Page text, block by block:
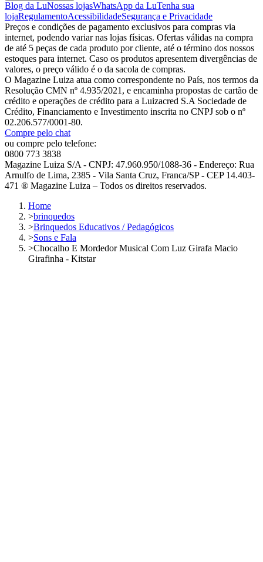
Blog da LuNossas lojasWhatsApp da LuTenha sua
lojaRegulamentoAcessibilidadeSegurança e Privacidade
Preços e condições de pagamento exclusivos para compras via
internet, podendo variar nas lojas físicas. Ofertas válidas na compra
de até 5 peças de cada produto por cliente, até o término dos nossos
estoques para internet. Caso os produtos apresentem divergências de
valores, o preço válido é o da sacola de compras.
O Magazine Luiza atua como correspondente no País, nos termos da
Resolução CMN nº 4.935/2021, e encaminha propostas de cartão de
crédito e operações de crédito para a Luizacred S.A Sociedade de
Crédito, Financiamento e Investimento inscrita no CNPJ sob o nº
02.206.577/0001-80.
Compre pelo chat
ou compre pelo telefone:
0800 773 3838
Magazine Luiza S/A - CNPJ: 47.960.950/1088-36 - Endereço: Rua
Arnulfo de Lima, 2385 - Vila Santa Cruz, Franca/SP - CEP 14.403-
471 ® Magazine Luiza – Todos os direitos reservados.
Home
>brinquedos
>Brinquedos Educativos / Pedagógicos
>Sons e Fala
>Chocalho E Mordedor Musical Com Luz Girafa Macio
Girafinha - Kitstar